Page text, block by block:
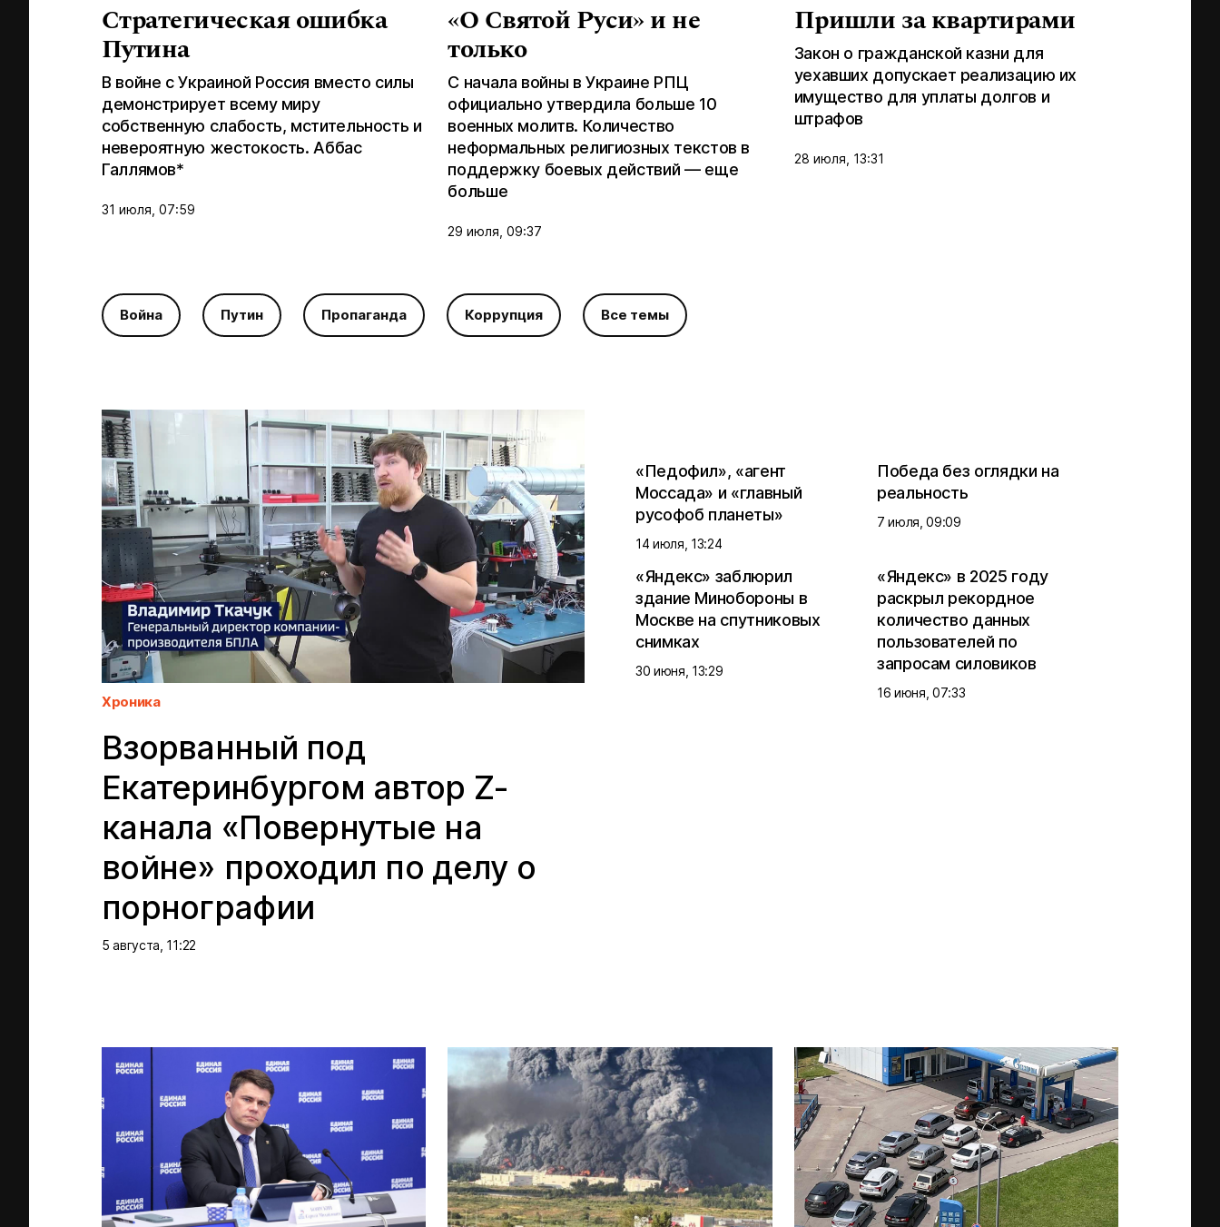
Стратегическая ошибка
Путина
В войне с Украиной Россия вместо силы
демонстрирует всему миру
собственную слабость, мстительность и
невероятную жестокость. Аббас
Галлямов*
31 июля, 07:59
«О Святой Руси» и не
только
С начала войны в Украине РПЦ
официально утвердила больше 10
военных молитв. Количество
неформальных религиозных текстов в
поддержку боевых действий — еще
больше
29 июля, 09:37
Пришли за квартирами
Закон о гражданской казни для
уехавших допускает реализацию их
имущество для уплаты долгов и
штрафов
28 июля, 13:31
Война Путин Пропаганда Коррупция Все темы
Хроника
Взорванный под
Екатеринбургом автор Z-
канала «Повернутые на
войне» проходил по делу о
порнографии
5 августа, 11:22
«Педофил», «агент
Моссада» и «главный
русофоб планеты»
14 июля, 13:24
Победа без оглядки на
реальность
7 июля, 09:09
«Яндекс» заблюрил
здание Минобороны в
Москве на спутниковых
снимках
30 июня, 13:29
«Яндекс» в 2025 году
раскрыл рекордное
количество данных
пользователей по
запросам силовиков
16 июня, 07:33